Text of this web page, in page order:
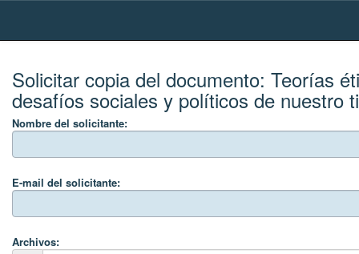
Skip
Solicitar copia del documento: Teorías
desafíos sociales y políticos de nuestro
Nombre del solicitante:
E-mail del solicitante:
Archivos: